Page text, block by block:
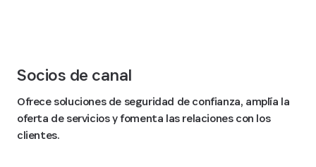
Socios de canal
Ofrece soluciones de seguridad de confianza, amplía la
oferta de servicios y fomenta las relaciones con los
clientes.